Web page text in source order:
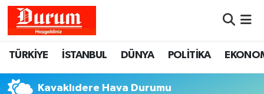
TÜRKİYE İSTANBUL DÜNYA POLİTİKA
Kavaklıdere Hava Durumu
Hava Durumu